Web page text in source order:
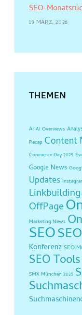
SEO-
19 MÄRZ, 2026
THEMEN
AI AI Overviews
Recap Content
Commerce Day 2025
Google News
Updates
Linkbuilding
OffPage
Marketing News
SEO
Konferenz SEO
SEO Tools
SMX München 2025